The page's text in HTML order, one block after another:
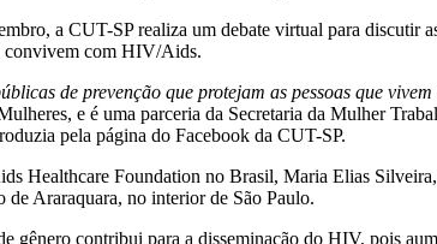
a CUT-SP realiza um debate virtual para discutir
convivem com HIV/Aids.
de prevenção que protejam as pessoas que
e é uma parceria da Secretaria da Mulher
pela página do Facebook da CUT-SP.
Healthcare Foundation no Brasil, Maria Elias
Araraquara, no interior de São Paulo.
gênero contribui para a disseminação do HIV, pois